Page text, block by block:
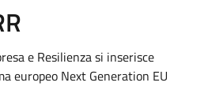
e Resilienza si inserisce
europeo Next Generation EU